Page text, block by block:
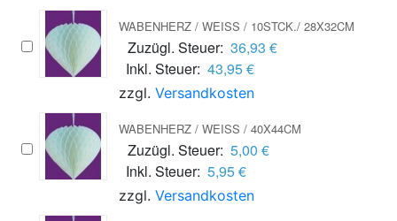
WABENHERZ / WEISS / 10STCK./ 28X32CM
Zuzügl. Steuer: 36,93 €
Inkl. Steuer: 43,95 €
zzgl. Versandkosten
WABENHERZ / WEISS / 40X44CM
Zuzügl. Steuer: 5,00 €
Inkl. Steuer: 5,95 €
zzgl. Versandkosten